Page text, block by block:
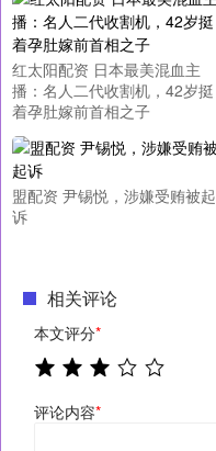
红太阳配资 日本最美混血主
播：名人二代收割机，42岁挺
着孕肚嫁前首相之子
盟配资 尹锡悦，涉嫌受贿被起
诉
相关评论
本文评分*
评论内容*